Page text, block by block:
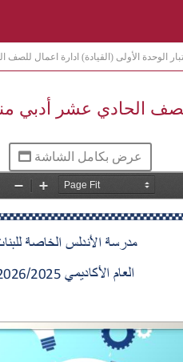
الوحدة الأولى (القيادة) ادارة اعمال
للصف الحادي عشر أدبي
عرض بكامل الشاشة